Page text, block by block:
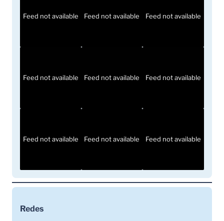
Feed not available Feed not available Feed not available
Feed not available Feed not available Feed not available
Feed not available Feed not available Feed not available
Redes